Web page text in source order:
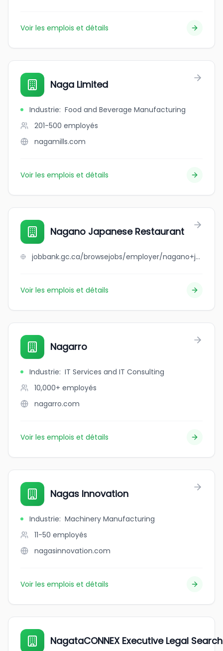
Voir les emplois et détails
Naga Limited
Industrie: Food and Beverage Manufacturing
201-500 employés
nagamills.com
Voir les emplois et détails
Nagano Japanese Restaurant
jobbank.gc.ca/browsejobs/employer/nagano+japanese+restaurant/ca
Voir les emplois et détails
Nagarro
Industrie: IT Services and IT Consulting
10,000+ employés
nagarro.com
Voir les emplois et détails
Nagas Innovation
Industrie: Machinery Manufacturing
11-50 employés
nagasinnovation.com
Voir les emplois et détails
NagataCONNEX Executive Legal Search